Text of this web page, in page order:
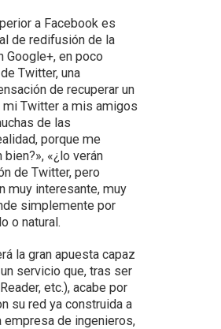
a Facebook es
de redifusión de la
Google+, en poco
Twitter, una
de recuperar un
mi Twitter a mis amigos
de las
porque me
«¿lo verán
de Twitter, pero
muy interesante, muy
simplemente por
o natural.
la gran apuesta capaz
servicio que, tras ser
etc.), acabe por
su red ya construida a
empresa de ingenieros,